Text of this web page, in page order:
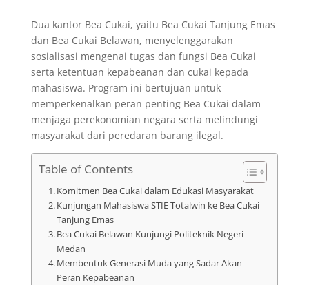
Dua kantor Bea Cukai, yaitu Bea Cukai Tanjung Emas
dan Bea Cukai Belawan, menyelenggarakan
sosialisasi mengenai tugas dan fungsi Bea Cukai
serta ketentuan kepabeanan dan cukai kepada
mahasiswa. Program ini bertujuan untuk
memperkenalkan peran penting Bea Cukai dalam
menjaga perekonomian negara serta melindungi
masyarakat dari peredaran barang ilegal.
Table of Contents
Komitmen Bea Cukai dalam Edukasi Masyarakat
Kunjungan Mahasiswa STIE Totalwin ke Bea Cukai
Tanjung Emas
Bea Cukai Belawan Kunjungi Politeknik Negeri
Medan
Membentuk Generasi Muda yang Sadar Akan
Peran Kepabeanan